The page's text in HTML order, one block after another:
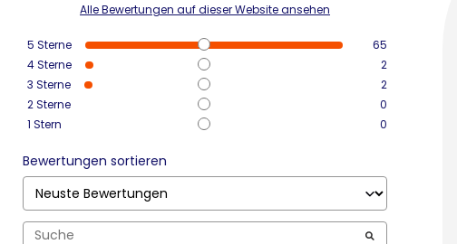
Alle Bewertungen auf dieser Website ansehen
5 Sterne
65
4Sterne
2
3 Sterne
2
2Sterne
0
1 Stern 0
Bewertungen sortieren